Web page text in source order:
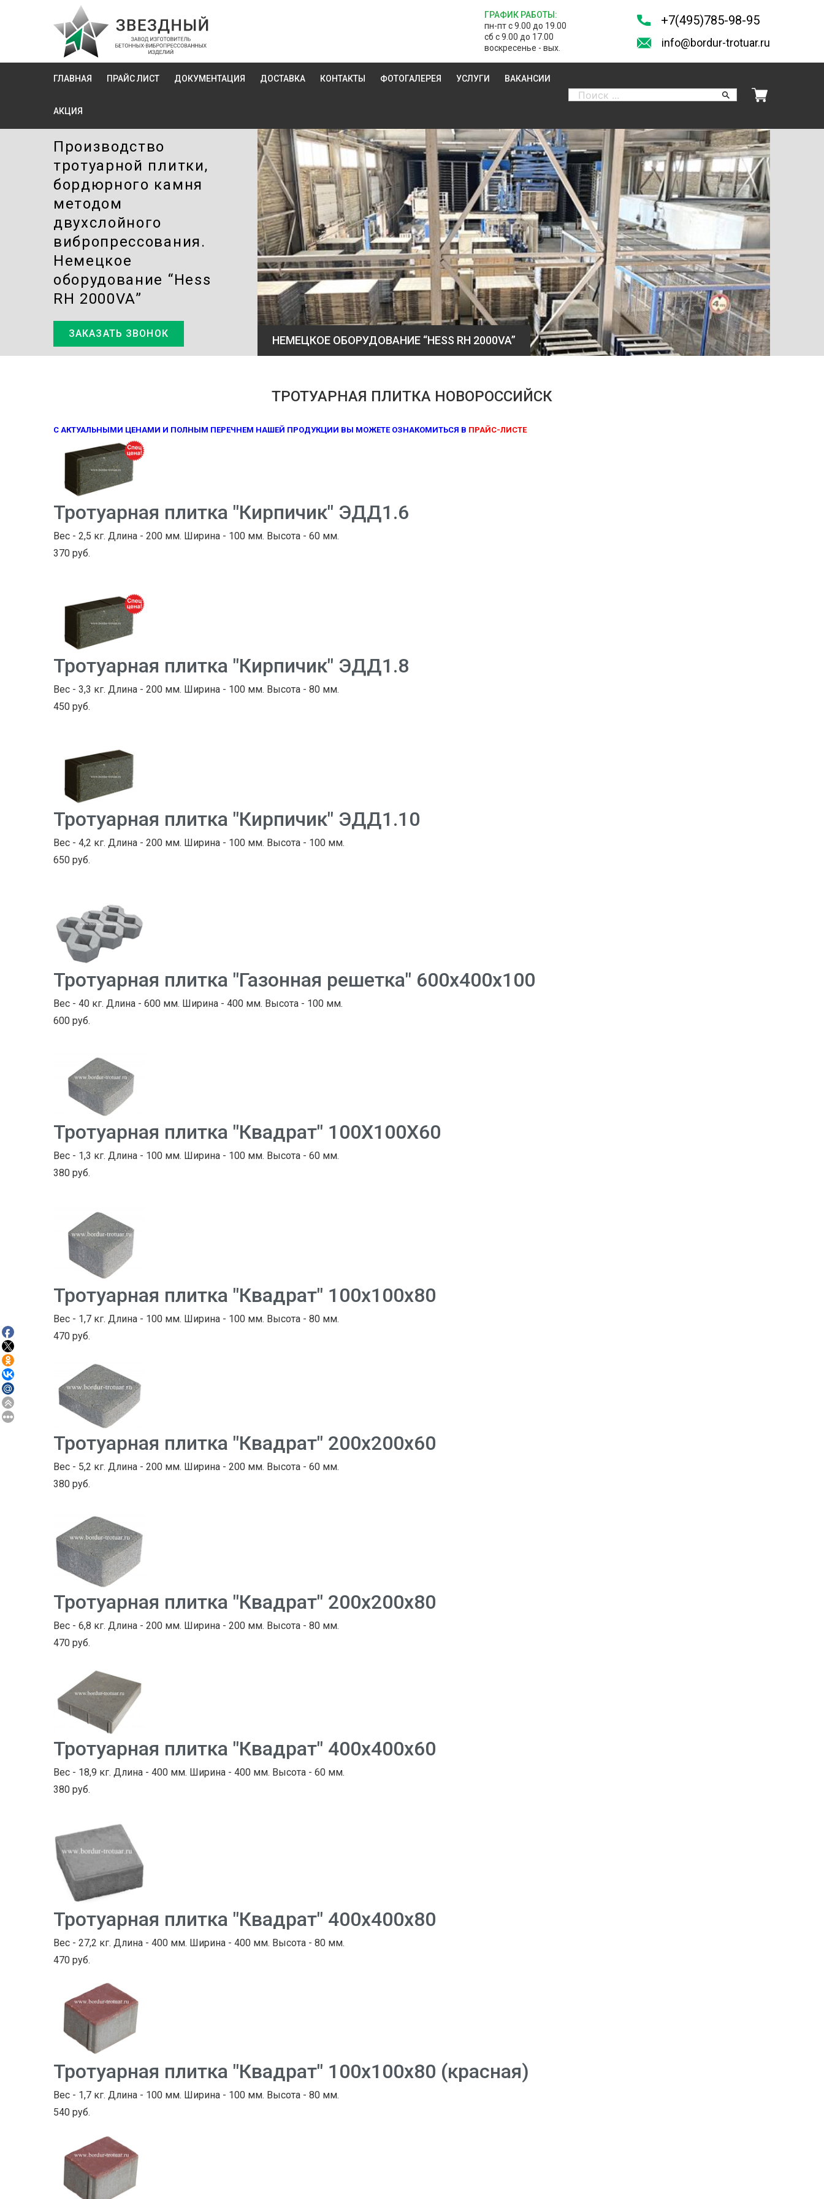
ГРАФИК РАБОТЫ:
пн-пт с 9.00 до 19.00
сб с 9.00 до 17.00
воскресенье - вых.
+7(495)785-98-95
info@bordur-trotuar.ru
ГЛАВНАЯ ПРАЙС ЛИСТ ДОКУМЕНТАЦИЯ ДОСТАВКА КОНТАКТЫ ФОТОГАЛЕРЕЯ УСЛУГИ ВАКАНСИИ
АКЦИЯ
Производство
тротуарной плитки,
бордюрного камня
методом
двухслойного
вибропресcования.
Немецкое
оборудование “Hess
RH 2000VA”
ЗАКАЗАТЬ ЗВОНОК
ОБОРУДОВАНИЕ “HESS RH 2000VA” ТРОТУАРНАЯ ПЛИТКА COLORMIX
ТРОТУАРНАЯ ПЛИТКА НОВОРОССИЙСК
С АКТУАЛЬНЫМИ ЦЕНАМИ И ПОЛНЫМ ПЕРЕЧНЕМ НАШЕЙ ПРОДУКЦИИ ВЫ МОЖЕТЕ ОЗНАКОМИТЬСЯ В ПРАЙС-ЛИСТЕ
Тротуарная плитка "Кирпичик" ЭДД1.6
Вес - 2,5 кг. Длина - 200 мм. Ширина - 100 мм. Высота - 60 мм.
370 руб.
Тротуарная плитка "Кирпичик" ЭДД1.8
Вес - 3,3 кг. Длина - 200 мм. Ширина - 100 мм. Высота - 80 мм.
450 руб.
Тротуарная плитка "Кирпичик" ЭДД1.10
Вес - 4,2 кг. Длина - 200 мм. Ширина - 100 мм. Высота - 100 мм.
650 руб.
Тротуарная плитка "Газонная решетка" 600х400х100
Вес - 40 кг. Длина - 600 мм. Ширина - 400 мм. Высота - 100 мм.
600 руб.
Тротуарная плитка "Квадрат" 100Х100Х60
Вес - 1,3 кг. Длина - 100 мм. Ширина - 100 мм. Высота - 60 мм.
380 руб.
Тротуарная плитка "Квадрат" 100х100х80
Вес - 1,7 кг. Длина - 100 мм. Ширина - 100 мм. Высота - 80 мм.
470 руб.
Тротуарная плитка "Квадрат" 200х200х60
Вес - 5,2 кг. Длина - 200 мм. Ширина - 200 мм. Высота - 60 мм.
380 руб.
Тротуарная плитка "Квадрат" 200х200х80
Вес - 6,8 кг. Длина - 200 мм. Ширина - 200 мм. Высота - 80 мм.
470 руб.
Тротуарная плитка "Квадрат" 400х400х60
Вес - 18,9 кг. Длина - 400 мм. Ширина - 400 мм. Высота - 60 мм.
380 руб.
Тротуарная плитка "Квадрат" 400х400х80
Вес - 27,2 кг. Длина - 400 мм. Ширина - 400 мм. Высота - 80 мм.
470 руб.
Тротуарная плитка "Квадрат" 100х100х80 (красная)
Вес - 1,7 кг. Длина - 100 мм. Ширина - 100 мм. Высота - 80 мм.
540 руб.